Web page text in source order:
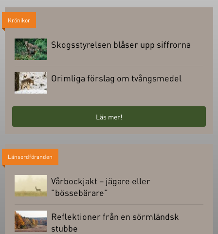
Krönikor
Skogsstyrelsen blåser upp siffrorna
Orimliga förslag om tvångsmedel
Läs mer!
Länsordföranden
Vårbockjakt – jägare eller
”bössebärare”
Reflektioner från en sörmländsk
stubbe